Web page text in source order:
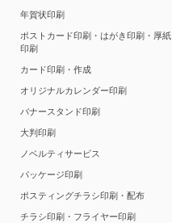
年賀状印刷
ポストカード印刷・はがき印刷・厚紙
印刷
カード印刷・作成
オリジナルカレンダー印刷
バナースタンド印刷
大判印刷
ノベルティサービス
パッケージ印刷
ポスティングチラシ印刷・配布
チラシ印刷・フライヤー印刷